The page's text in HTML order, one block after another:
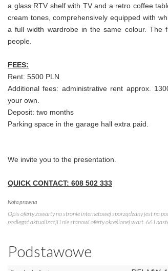
a glass RTV shelf with TV and a retro coffee
cream tones, comprehensively equipped with
a full width wardrobe in the same colour. The
people.
FEES:
Rent: 5500 PLN
Additional fees: administrative rent approx.
your own.
Deposit: two months
Parking space in the garage hall extra paid.
We invite you to the presentation.
QUICK CONTACT: 608 502 333
Nota prawna
Opis oferty zawarty na stronie internetowej sporządzany jest na
podlegać aktualizacji i nie stanowi oferty określonej w art. 66 i
Podstawowe